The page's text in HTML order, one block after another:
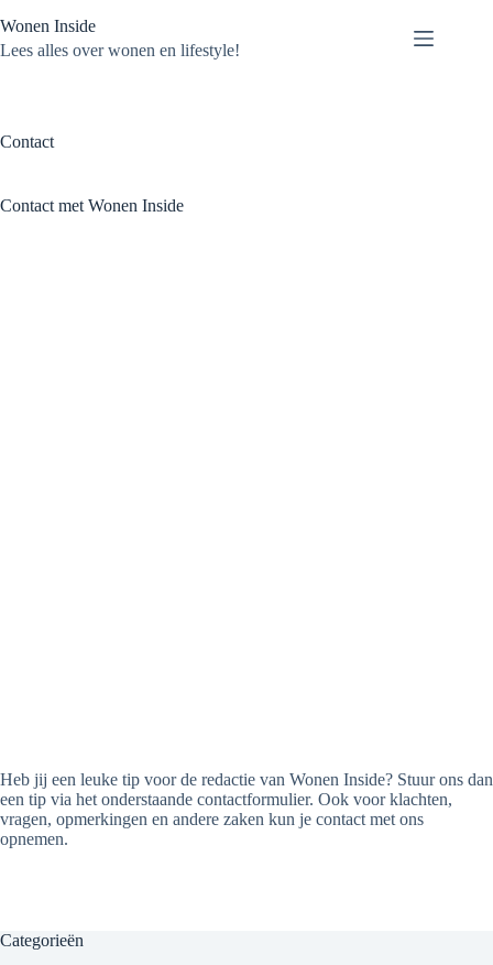
naar
de
Wonen Inside
Lees alles over wonen en lifestyle!
Contact
Contact met Wonen Inside
Heb jij een leuke tip voor de redactie van Wonen Inside? Stuur ons dan
een tip via het onderstaande contactformulier. Ook voor klachten,
vragen, opmerkingen en andere zaken kun je contact met ons
opnemen.
Categorieën